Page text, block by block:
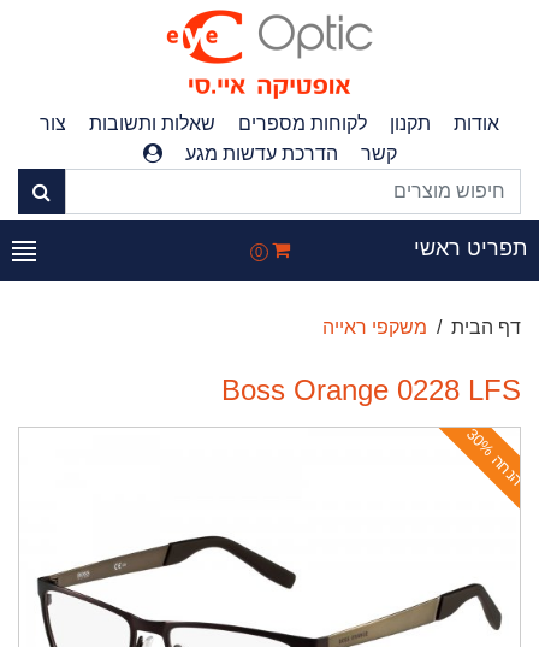
אודות תקנון לקוחות מספרים שאלות ותשובות
צור
קשר
הדרכת עדשות מגע
ראשי 0
דף הבית משקפי ראייה
Boss Orange 0228 LFS
ה
נ
ח
ה
3
0